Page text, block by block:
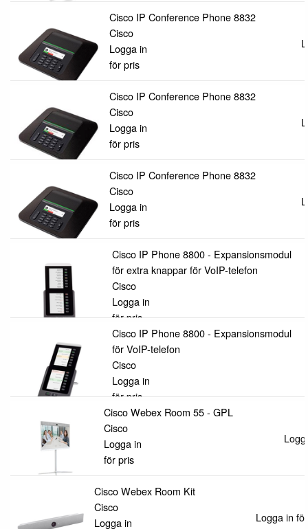
Cisco IP Conference Phone 8832
Cisco
Logga in
för pris
Cisco IP Conference Phone 8832
Cisco
Logga in
för pris
Cisco IP Conference Phone 8832
Cisco
Logga in
för pris
Cisco IP Phone 8800 - Expansionsmodul
för extra knappar för VoIP-telefon
Cisco
Logga in
för pris
Cisco IP Phone 8800 - Expansionsmodul
för VoIP-telefon
Cisco
Logga in
för pris
Cisco Webex Room 55 - GPL
Cisco
Logga in
för pris
Cisco Webex Room Kit
Cisco
Logga in
Logga in